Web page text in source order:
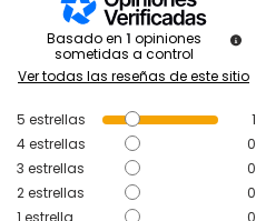
Basado en 1 opiniones
sometidas a control
Ver todas las reseñas de este sitio
5 estrellas
1
4estrellas
0
3 estrellas
0
2estrellas
0